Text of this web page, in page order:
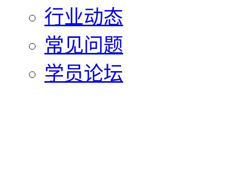
行业动态
常见问题
学员论坛